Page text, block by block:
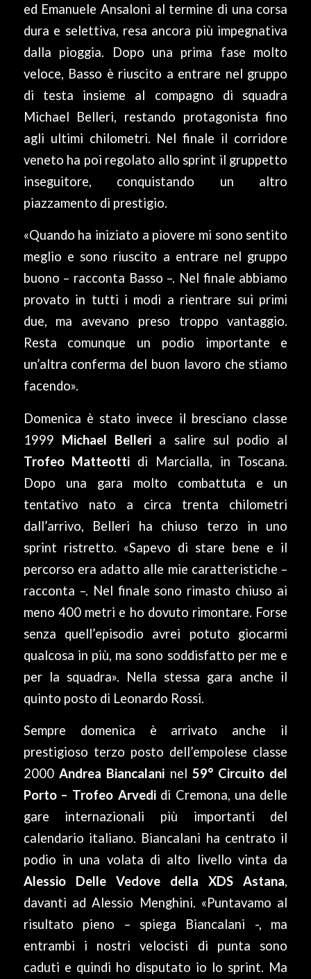
ed Emanuele Ansaloni al termine di una corsa
dura e selettiva, resa ancora più impegnativa
dalla pioggia. Dopo una prima fase molto
veloce, Basso è riuscito a entrare nel gruppo
di testa insieme al compagno di squadra
Michael Belleri, restando protagonista fino
agli ultimi chilometri. Nel finale il corridore
veneto ha poi regolato allo sprint il gruppetto
inseguitore, conquistando un altro
piazzamento di prestigio.
«Quando ha iniziato a piovere mi sono sentito
meglio e sono riuscito a entrare nel gruppo
buono – racconta Basso –. Nel finale abbiamo
provato in tutti i modi a rientrare sui primi
due, ma avevano preso troppo vantaggio.
Resta comunque un podio importante e
un’altra conferma del buon lavoro che stiamo
facendo».
Domenica è stato invece il bresciano classe
1999 Michael Belleri a salire sul podio al
Trofeo Matteotti di Marcialla, in Toscana.
Dopo una gara molto combattuta e un
tentativo nato a circa trenta chilometri
dall’arrivo, Belleri ha chiuso terzo in uno
sprint ristretto. «Sapevo di stare bene e il
percorso era adatto alle mie caratteristiche –
racconta –. Nel finale sono rimasto chiuso ai
meno 400 metri e ho dovuto rimontare. Forse
senza quell’episodio avrei potuto giocarmi
qualcosa in più, ma sono soddisfatto per me e
per la squadra». Nella stessa gara anche il
quinto posto di Leonardo Rossi.
Sempre domenica è arrivato anche il
prestigioso terzo posto dell’empolese classe
2000 Andrea Biancalani nel 59° Circuito del
Porto – Trofeo Arvedidi Cremona, una delle
gare internazionali più importanti del
calendario italiano. Biancalani ha centrato il
podio in una volata di alto livello vinta da
Alessio Delle Vedove della XDS Astana,
davanti ad Alessio Menghini. «Puntavamo al
risultato pieno – spiega Biancalani -, ma
entrambi i nostri velocisti di punta sono
caduti e quindi ho disputato io lo sprint. Ma